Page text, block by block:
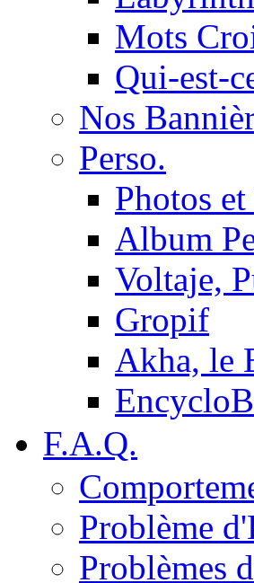
Mots
Qui-est-
Nos
Perso.
Photos
Album
Voltaje,
Gropif
Akha, le
F.A.Q.
Problème
Problèmes